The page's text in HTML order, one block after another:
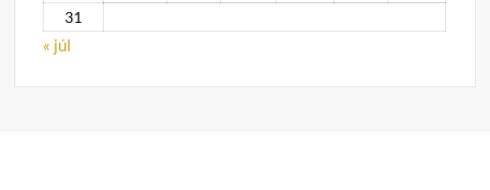
31
« júl